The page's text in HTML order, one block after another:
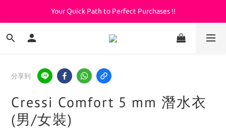
Welcome to KeepDiving.com
Your Quick Path to Perfect Purchases !!
滿 $3000 免運費
分享到
Cressi Comfort 5 mm 潛水衣
(男/女裝)